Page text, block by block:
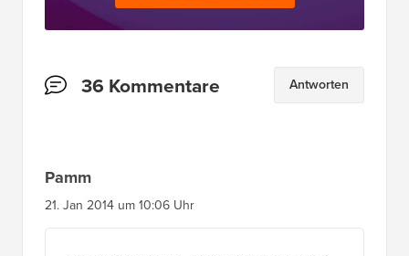
Leserinteraktionen
36 Kommentare Antworten
Pamm
21. Jan 2014 um 10:06 Uhr